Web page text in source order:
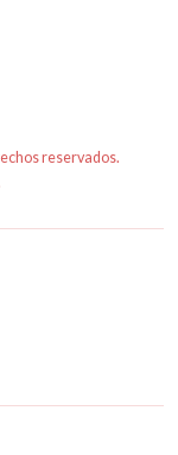
reservados.